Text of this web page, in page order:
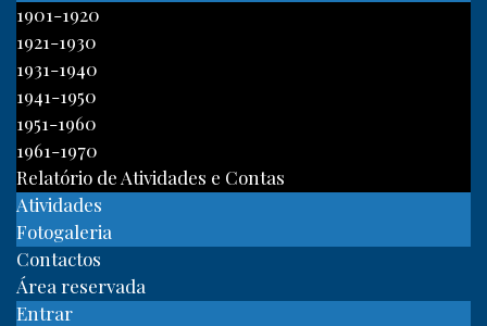
1901-1920
1921-1930
1931-1940
1941-1950
1951-1960
1961-1970
Relatório de Atividades e Contas
Atividades
Fotogaleria
Contactos
Área reservada
Entrar